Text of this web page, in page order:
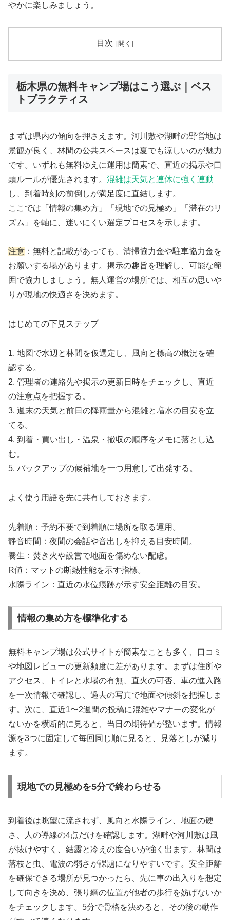
やかに楽しみましょう。
目次
栃木県の無料キャンプ場はこう選ぶ｜ベス
トプラクティス
まずは県内の傾向を押さえます。河川敷や湖畔の野営地は
景観が良く、林間の公共スペースは夏でも涼しいのが魅力
です。いずれも無料ゆえに運用は簡素で、直近の掲示や口
頭ルールが優先されます。 混雑は天気と連休に強く連動
し、到着時刻の前倒しが満足度に直結します。
ここでは「情報の集め方」「現地での見極め」「滞在のリ
ズム」を軸に、迷いにくい選定プロセスを示します。
注意 ：無料と記載があっても、清掃協力金や駐車協力金を
お願いする場があります。掲示の趣旨を理解し、可能な範
囲で協力しましょう。無人運営の場所では、相互の思いや
りが現地の快適さを決めます。
はじめての下見ステップ
1. 地図で水辺と林間を仮選定し、風向と標高の概況を確
認する。
2. 管理者の連絡先や掲示の更新日時をチェックし、直近
の注意点を把握する。
3. 週末の天気と前日の降雨量から混雑と増水の目安を立
てる。
4. 到着・買い出し・温泉・撤収の順序をメモに落とし込
む。
5. バックアップの候補地を一つ用意して出発する。
よく使う用語を先に共有しておきます。
先着順：予約不要で到着順に場所を取る運用。
静音時間：夜間の会話や音出しを抑える目安時間。
養生：焚き火や設営で地面を傷めない配慮。
R値：マットの断熱性能を示す指標。
水際ライン：直近の水位痕跡が示す安全距離の目安。
情報の集め方を標準化する
無料キャンプ場は公式サイトが簡素なことも多く、口コミ
や地図レビューの更新頻度に差があります。まずは住所や
アクセス、トイレと水場の有無、直火の可否、車の進入路
を一次情報で確認し、過去の写真で地面や傾斜を把握しま
す。次に、直近1〜2週間の投稿に混雑やマナーの変化が
ないかを横断的に見ると、当日の期待値が整います。情報
源を3つに固定して毎回同じ順に見ると、見落としが減り
ます。
現地での見極めを5分で終わらせる
到着後は眺望に流されず、風向と水際ライン、地面の硬
さ、人の導線の4点だけを確認します。湖畔や河川敷は風
が抜けやすく、結露と冷えの度合いが強く出ます。林間は
落枝と虫、電波の弱さが課題になりやすいです。安全距離
を確保できる場所が見つかったら、先に車の出入りを想定
して向きを決め、張り綱の位置が他者の歩行を妨げないか
をチェックします。5分で骨格を決めると、その後の動作